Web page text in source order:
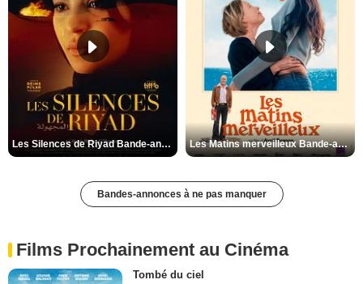
Les Silences de Riyad Bande-annonce VO STFR Les Matins merveilleux Bande-annonce VF
Bandes-annonces à ne pas manquer
Films Prochainement au Cinéma
Tombé du ciel